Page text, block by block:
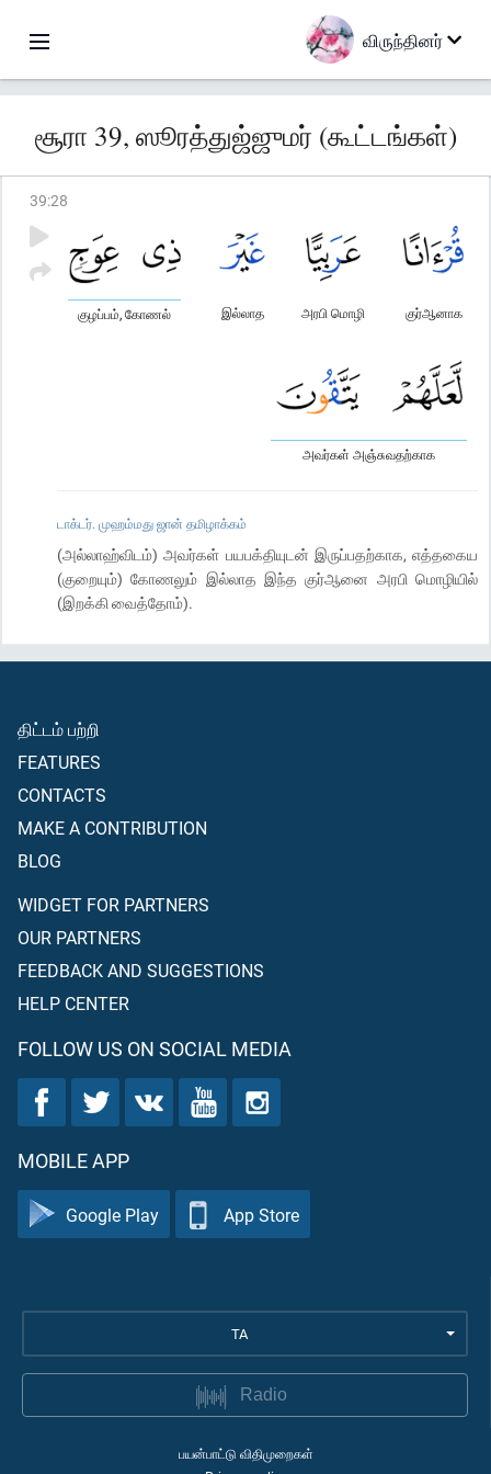
விருந்தினர்
சூரா 39, ஸூரத்துஜ்ஜுமர் (கூட்டங்கள்)
39:28
குர்ஆனாக
அரபி மொழி
இல்லாத
குழப்பம், கோணல்
அவர்கள் அஞ்சுவதற்காக
டாக்டர். முஹம்மது ஜான் தமிழாக்கம்
(அல்லாஹ்விடம்) அவர்கள் பயபக்தியுடன் இருப்பதற்காக, எத்தகைய
(குறையும்) கோணலும் இல்லாத இந்த குர்ஆனை அரபி மொழியில்
(இறக்கி வைத்தோம்).
திட்டம் பற்றி
FEATURES
CONTACTS
MAKE A CONTRIBUTION
BLOG
WIDGET FOR PARTNERS
OUR PARTNERS
FEEDBACK AND SUGGESTIONS
HELP CENTER
FOLLOW US ON SOCIAL MEDIA
MOBILE APP
Google Play App Store
TA
Radio
பயன்பாட்டு விதிமுறைகள்